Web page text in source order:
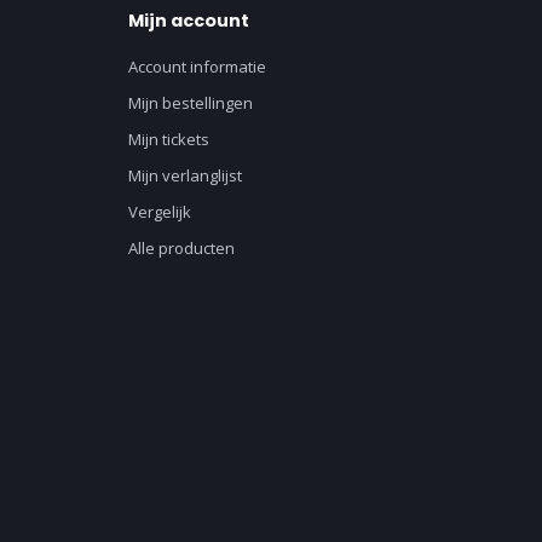
Mijn account
Account informatie
Mijn bestellingen
Mijn tickets
Mijn verlanglijst
Vergelijk
Alle producten